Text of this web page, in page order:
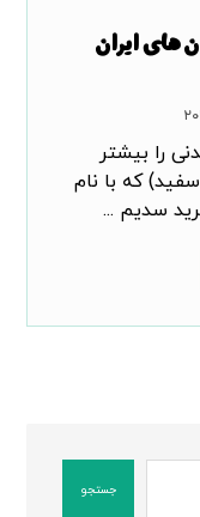
های ایران
را بیشتر
که با نام
سدیم ...
جستجو